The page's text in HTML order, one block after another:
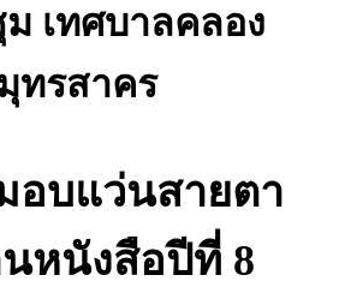
เทศบาลคลอง
ทรสาคร
อบแว่นสายตา
หนังสือปีที่ 8